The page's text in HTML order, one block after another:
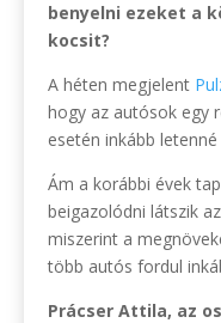
benyelni ezeket a
kocsit?
A héten megjelent
hogy az autósok egy
esetén inkább
Ám a korábbi évek
beigazolódni látszik
miszerint a
több autós fordul
Prácser Attila, az